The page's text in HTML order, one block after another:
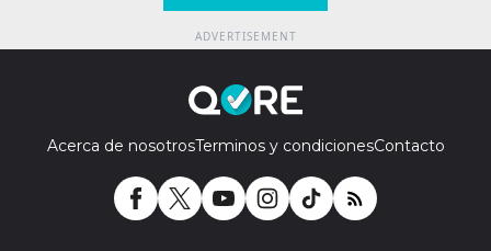
Acerca de nosotrosTerminos y condicionesContacto